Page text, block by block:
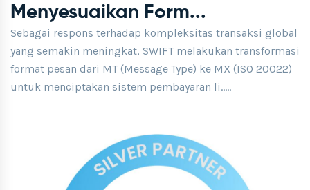
Menyesuaikan Form...
Sebagai respons terhadap kompleksitas transaksi global
yang semakin meningkat, SWIFT melakukan transformasi
format pesan dari MT (Message Type) ke MX (ISO 20022)
untuk menciptakan sistem pembayaran li.....